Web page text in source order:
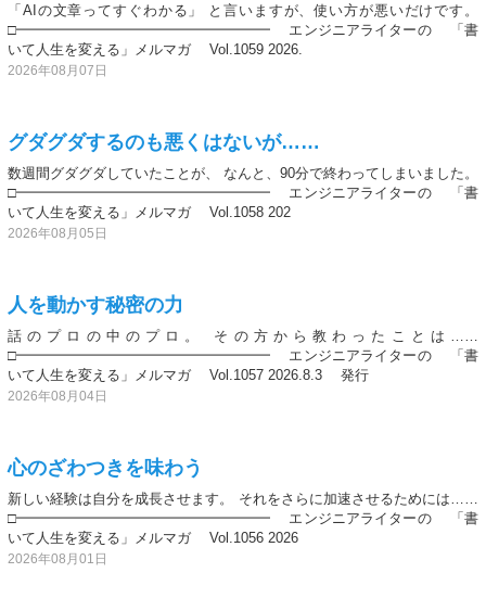
「AIの文章ってすぐわかる」 と言いますが、使い方が悪いだけです。
□━━━━━━━━━━━━━━━━━━ エンジニアライターの 「書
いて人生を変える」メルマガ Vol.1059 2026.
2026年08月07日
グダグダするのも悪くはないが……
数週間グダグダしていたことが、 なんと、90分で終わってしまいました。
□━━━━━━━━━━━━━━━━━━ エンジニアライターの 「書
いて人生を変える」メルマガ Vol.1058 202
2026年08月05日
人を動かす秘密の力
話のプロの中のプロ。 その方から教わったことは……
□━━━━━━━━━━━━━━━━━━ エンジニアライターの 「書
いて人生を変える」メルマガ Vol.1057 2026.8.3 発行
2026年08月04日
心のざわつきを味わう
新しい経験は自分を成長させます。 それをさらに加速させるためには……
□━━━━━━━━━━━━━━━━━━ エンジニアライターの 「書
いて人生を変える」メルマガ Vol.1056 2026
2026年08月01日